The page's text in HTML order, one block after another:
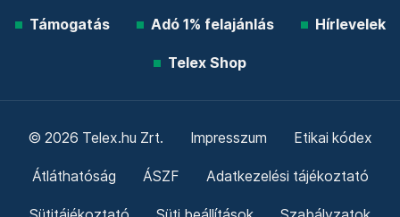
Támogatás Adó 1% felajánlás Hírlevelek
Telex Shop
© 2026 Telex.hu Zrt. Impresszum Etikai kódex
Átláthatóság ÁSZF Adatkezelési tájékoztató